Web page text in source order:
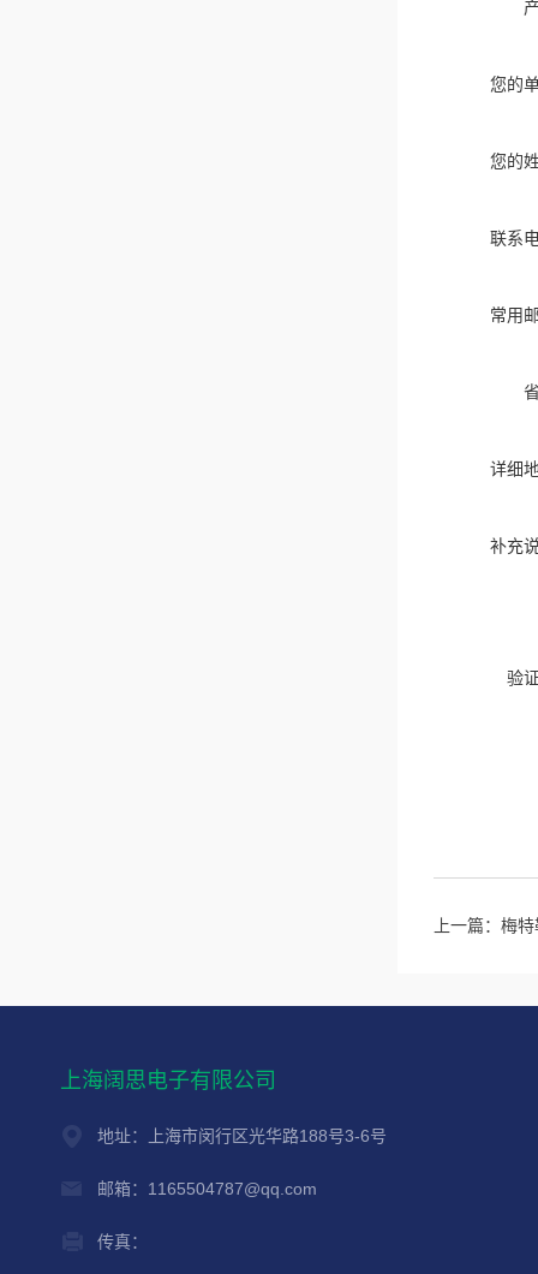
您的
您的
联系
常用
详细
补充
验
上一篇： 梅
上海阔思电子有限公司
地址：上海市闵行区光华路188号3-6号
邮箱：1165504787@qq.com
传真：